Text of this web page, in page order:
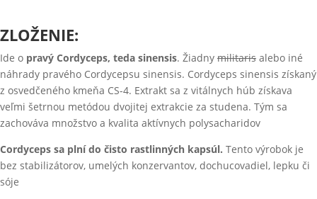
ZLOŽENIE:
Ide o pravý Cordyceps, teda sinensis. Žiadny militaris alebo iné
náhrady pravého Cordycepsu sinensis. Cordyceps sinensis získaný
z osvedčeného kmeňa CS-4. Extrakt sa z vitálnych húb získava
veľmi šetrnou metódou dvojitej extrakcie za studena. Tým sa
zachováva množstvo a kvalita aktívnych polysacharidov
Cordyceps sa plní do čisto rastlinných kapsúl. Tento výrobok je
bez stabilizátorov, umelých konzervantov, dochucovadiel, lepku či
sóje